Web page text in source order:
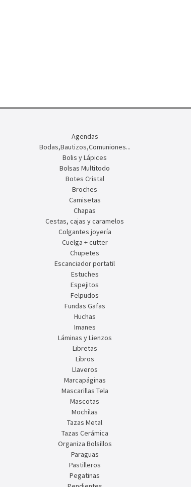
Agendas
Bodas,Bautizos,Comuniones...
Bolis y Lápices
Bolsas Multitodo
Botes Cristal
Broches
Camisetas
Chapas
Cestas, cajas y caramelos
Colgantes joyería
Cuelga + cutter
Chupetes
Escanciador portatil
Estuches
Espejitos
Felpudos
Fundas Gafas
Huchas
Imanes
Láminas y Lienzos
Libretas
Libros
Llaveros
Marcapáginas
Mascarillas Tela
Mascotas
Mochilas
Tazas Metal
Tazas Cerámica
Organiza Bolsillos
Paraguas
Pastilleros
Pegatinas